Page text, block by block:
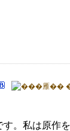
。私は原作